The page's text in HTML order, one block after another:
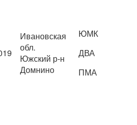
Ивановская
обл.
Южский р-н
Домнино
ЮМК
ДВА
ПМА